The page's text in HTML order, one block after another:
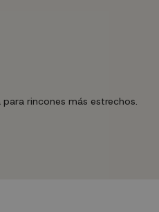
rincones más estrechos.